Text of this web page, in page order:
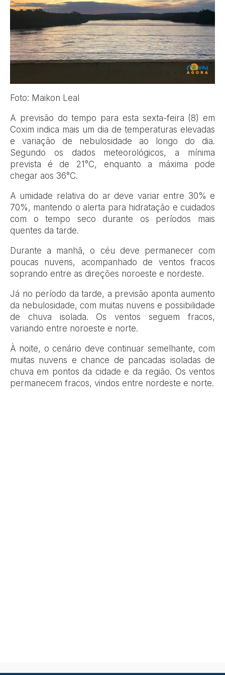
Foto: Maikon Leal
A previsão do tempo para esta sexta-feira (8) em
Coxim indica mais um dia de temperaturas elevadas
e variação de nebulosidade ao longo do dia.
Segundo os dados meteorológicos, a mínima
prevista é de 21°C, enquanto a máxima pode
chegar aos 36°C.
A umidade relativa do ar deve variar entre 30% e
70%, mantendo o alerta para hidratação e cuidados
com o tempo seco durante os períodos mais
quentes da tarde.
Durante a manhã, o céu deve permanecer com
poucas nuvens, acompanhado de ventos fracos
soprando entre as direções noroeste e nordeste.
Já no período da tarde, a previsão aponta aumento
da nebulosidade, com muitas nuvens e possibilidade
de chuva isolada. Os ventos seguem fracos,
variando entre noroeste e norte.
À noite, o cenário deve continuar semelhante, com
muitas nuvens e chance de pancadas isoladas de
chuva em pontos da cidade e da região. Os ventos
permanecem fracos, vindos entre nordeste e norte.